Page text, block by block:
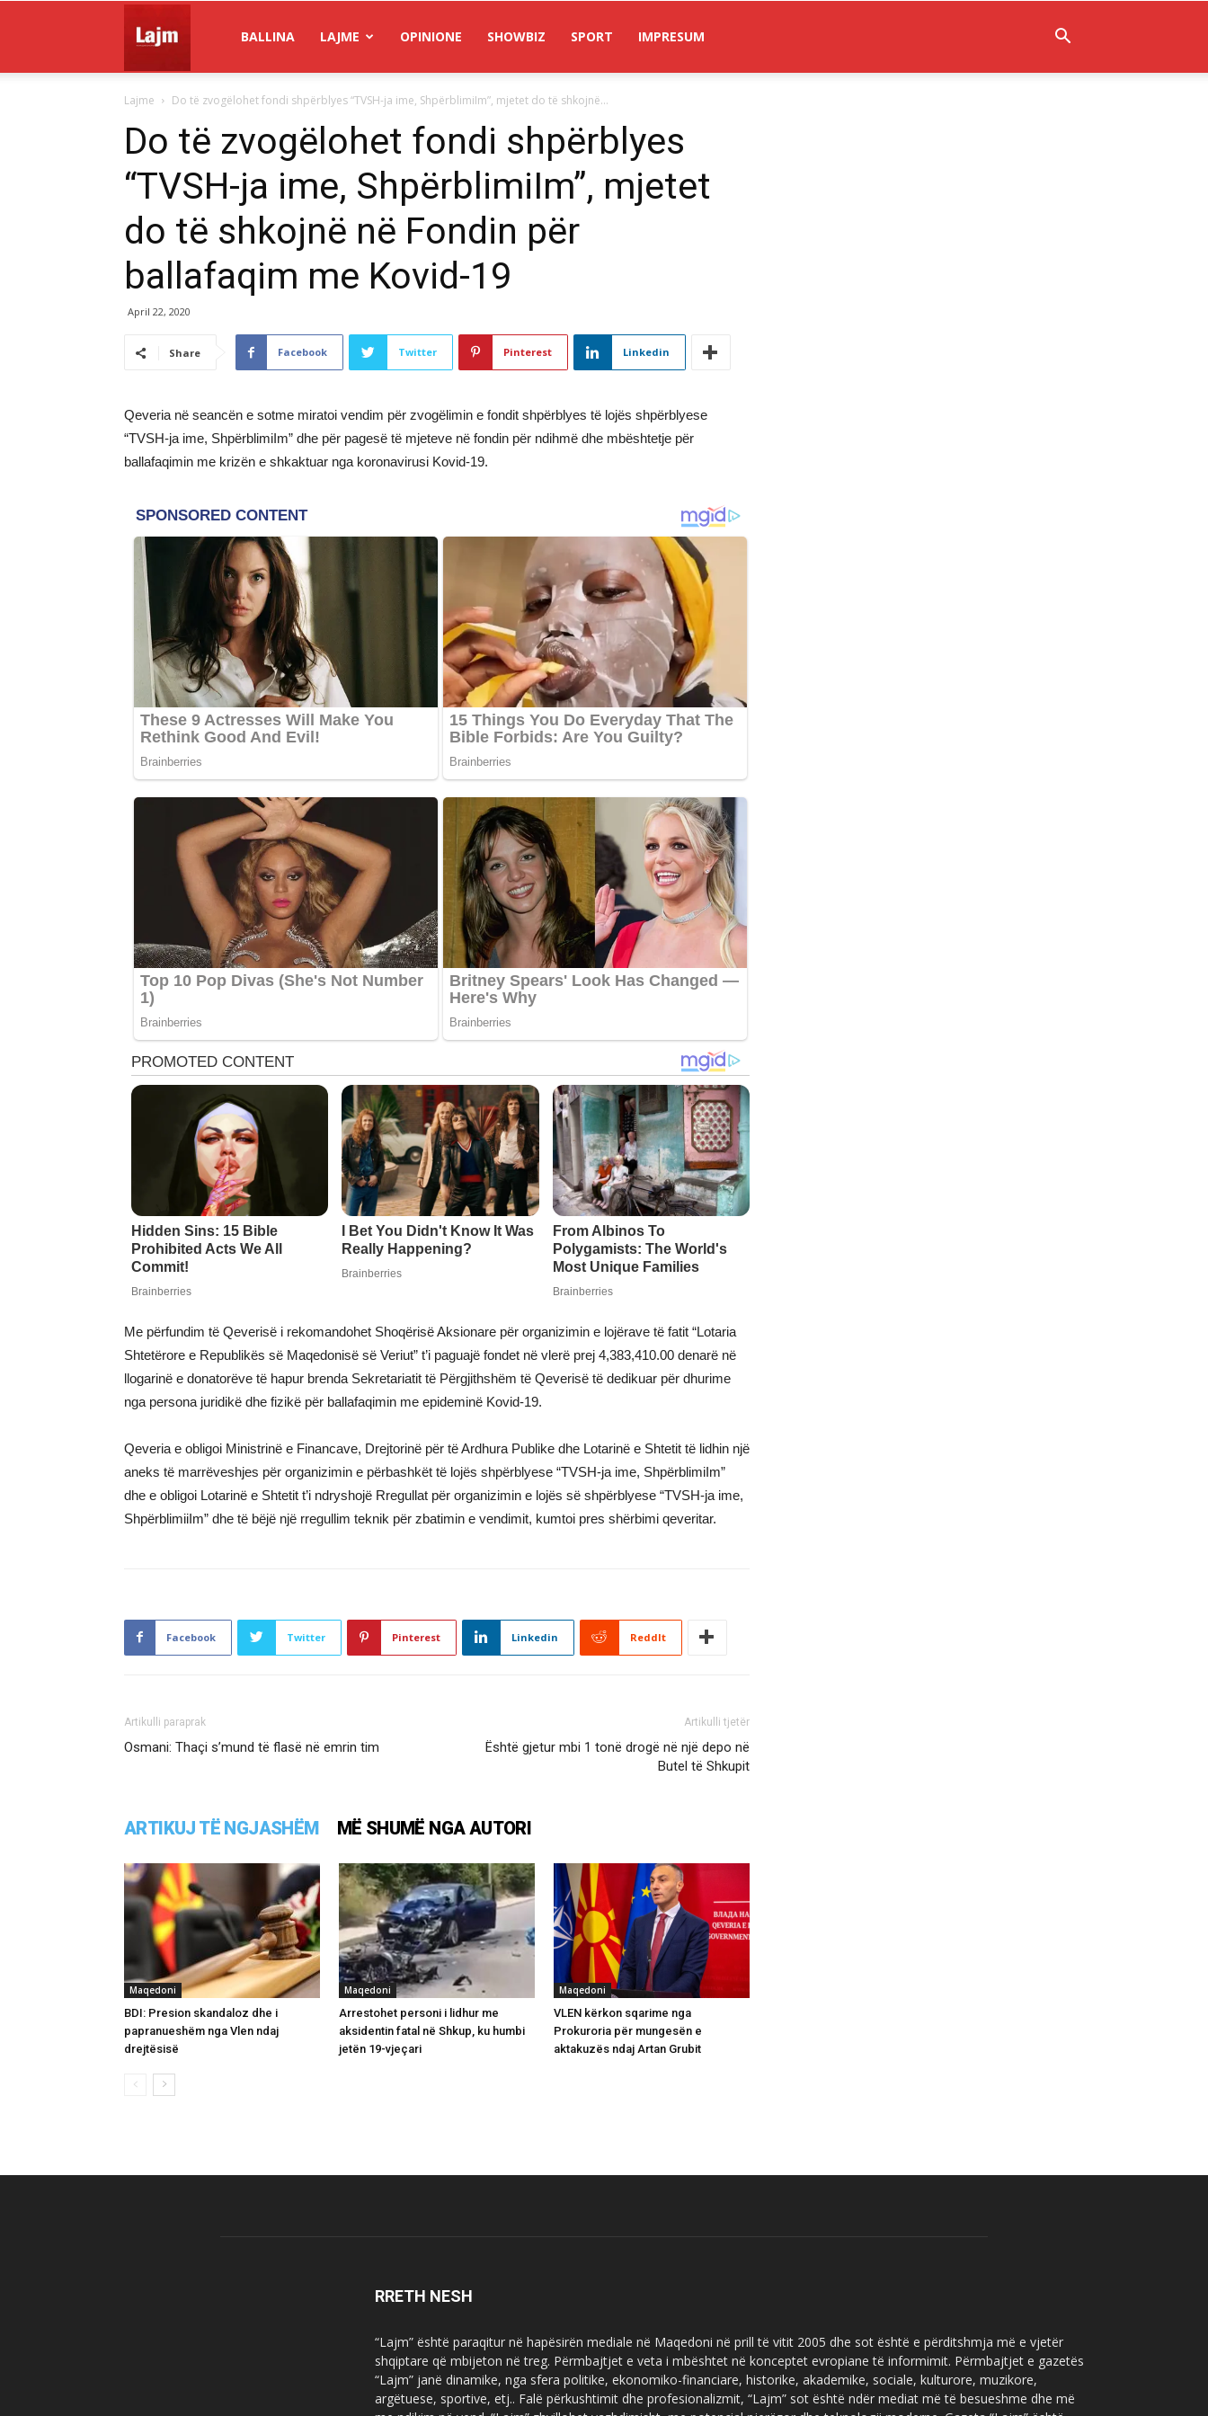
Lajm
BALLINA LAJME OPINIONE SHOWBIZ SPORT IMPRESUM
Lajme Do të zvogëlohet fondi shpërblyes “TVSH-ja ime, ShpërblimiIm”, mjetet do të shkojnë...
Do të zvogëlohet fondi shpërblyes
“TVSH-ja ime, ShpërblimiIm”, mjetet
do të shkojnë në Fondin për
ballafaqim me Kovid-19
April 22, 2020
Share Facebook Twitter Pinterest Linkedin
Qeveria në seancën e sotme miratoi vendim për zvogëlimin e fondit shpërblyes të lojës shpërblyese
“TVSH-ja ime, ShpërblimiIm” dhe për pagesë të mjeteve në fondin për ndihmë dhe mbështetje për
ballafaqimin me krizën e shkaktuar nga koronavirusi Kovid-19.
Me përfundim të Qeverisë i rekomandohet Shoqërisë Aksionare për organizimin e lojërave të fatit “Lotaria
Shtetërore e Republikës së Maqedonisë së Veriut” t’i paguajë fondet në vlerë prej 4,383,410.00 denarë në
llogarinë e donatorëve të hapur brenda Sekretariatit të Përgjithshëm të Qeverisë të dedikuar për dhurime
nga persona juridikë dhe fizikë për ballafaqimin me epideminë Kovid-19.
Qeveria e obligoi Ministrinë e Financave, Drejtorinë për të Ardhura Publike dhe Lotarinë e Shtetit të lidhin një
aneks të marrëveshjes për organizimin e përbashkët të lojës shpërblyese “TVSH-ja ime, ShpërblimiIm”
dhe e obligoi Lotarinë e Shtetit t’i ndryshojë Rregullat për organizimin e lojës së shpërblyese “TVSH-ja ime,
ShpërblimiiIm” dhe të bëjë një rregullim teknik për zbatimin e vendimit, kumtoi pres shërbimi qeveritar.
Facebook Twitter Pinterest Linkedin ReddIt
Artikulli paraprak
Osmani: Thaçi s’mund të flasë në emrin tim
Artikulli tjetër
Është gjetur mbi 1 tonë drogë në një depo në
Butel të Shkupit
ARTIKUJ TË NGJASHËM MË SHUMË NGA AUTORI
Maqedoni
BDI: Presion skandaloz dhe i
papranueshëm nga Vlen ndaj
drejtësisë
Maqedoni
Arrestohet personi i lidhur me
aksidentin fatal në Shkup, ku humbi
jetën 19-vjeçari
Maqedoni
VLEN kërkon sqarime nga
Prokuroria për mungesën e
aktakuzës ndaj Artan Grubit
RRETH NESH
“Lajm” është paraqitur në hapësirën mediale në Maqedoni në prill të vitit 2005 dhe sot është e përditshmja më e vjetër
shqiptare që mbijeton në treg. Përmbajtjet e veta i mbështet në konceptet evropiane të informimit. Përmbajtjet e gazetës
“Lajm” janë dinamike, nga sfera politike, ekonomiko-financiare, historike, akademike, sociale, kulturore, muzikore,
argëtuese, sportive, etj.. Falë përkushtimit dhe profesionalizmit, “Lajm” sot është ndër mediat më të besueshme dhe më